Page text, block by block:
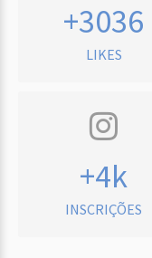
+3036
LIKES
+4k
INSCRIÇÕES